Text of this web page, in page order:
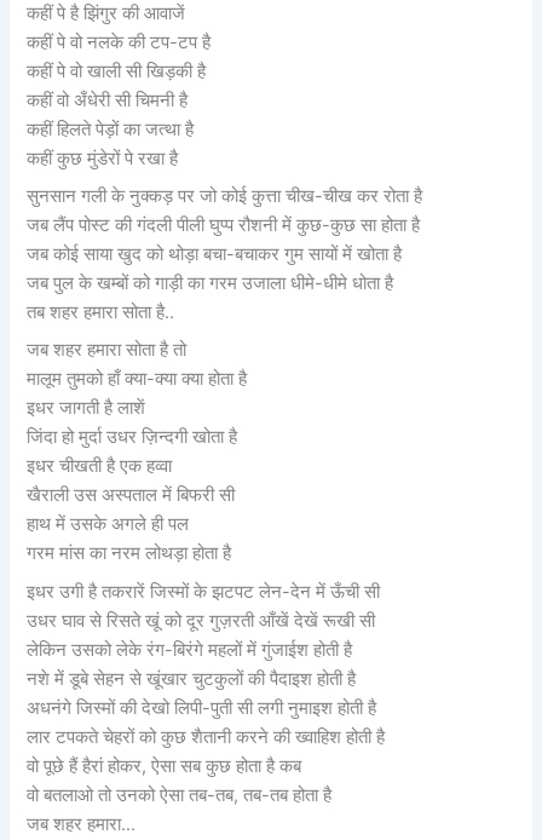
कहीं पे है झिंगुर की आवाजें
कहीं पे वो नलके की टप-टप है
कहीं पे वो खाली सी खिड़की है
कहीं वो अँधेरी सी चिमनी है
कहीं हिलते पेड़ों का जत्था है
कहीं कुछ मुंडेरों पे रखा है
सुनसान गली के नुक्कड़ पर जो कोई कुत्ता चीख-चीख कर रोता है
जब लैंप पोस्ट की गंदली पीली घुप्प रौशनी में कुछ-कुछ सा होता है
जब कोई साया खुद को थोड़ा बचा-बचाकर गुम सायों में खोता है
जब पुल के खम्बों को गाड़ी का गरम उजाला धीमे-धीमे धोता है
तब शहर हमारा सोता है..
जब शहर हमारा सोता है तो
मालूम तुमको हाँ क्या-क्या क्या होता है
इधर जागती है लाशें
जिंदा हो मुर्दा उधर ज़िन्दगी खोता है
इधर चीखती है एक हव्वा
खैराली उस अस्पताल में बिफरी सी
हाथ में उसके अगले ही पल
गरम मांस का नरम लोथड़ा होता है
इधर उगी है तकरारें जिस्मों के झटपट लेन-देन में ऊँची सी
उधर घाव से रिसते खूं को दूर गुज़रती आँखें देखें रूखी सी
लेकिन उसको लेके रंग-बिरंगे महलों में गुंजाईश होती है
नशे में डूबे सेहन से खूंखार चुटकुलों की पैदाइश होती है
अधनंगे जिस्मों की देखो लिपी-पुती सी लगी नुमाइश होती है
लार टपकते चेहरों को कुछ शैतानी करने की ख्वाहिश होती है
वो पूछे हैं हैरां होकर, ऐसा सब कुछ होता है कब
वो बतलाओ तो उनको ऐसा तब-तब, तब-तब होता है
जब शहर हमारा…